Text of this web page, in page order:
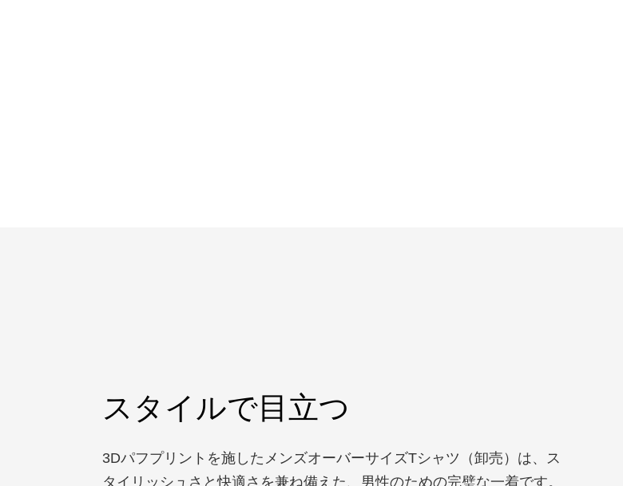
スタイルで目立つ
3Dパフプリントを施したメンズオーバーサイズTシャツ（卸売）は、ス
タイリッシュさと快適さを兼ね備えた、男性のための完璧な一着です。